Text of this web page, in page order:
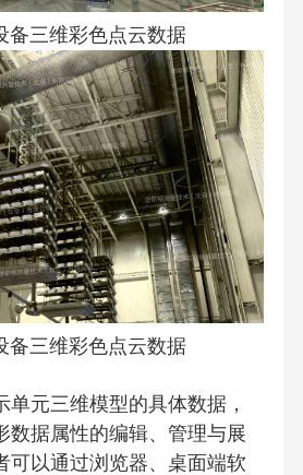
三维彩色点云数据
三维彩色点云数据
单元三维模型的具体数据，
数据属性的编辑、管理与展
可以通过浏览器、桌面端软